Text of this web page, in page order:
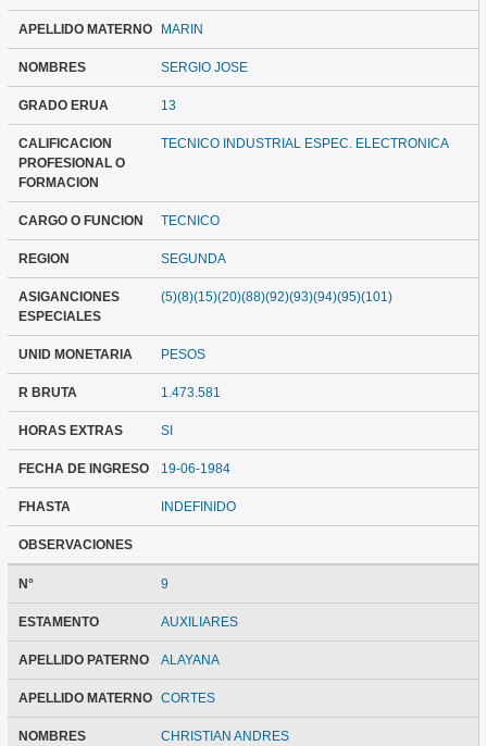
APELLIDO MATERNO MARIN
NOMBRES SERGIO JOSE
GRADO ERUA 13
CALIFICACION
PROFESIONAL O
FORMACION
TECNICO INDUSTRIAL ESPEC. ELECTRONICA
CARGO O FUNCION TECNICO
REGION SEGUNDA
ASIGANCIONES
ESPECIALES
(5)(8)(15)(20)(88)(92)(93)(94)(95)(101)
UNID MONETARIA PESOS
R BRUTA 1.473.581
HORAS EXTRAS SI
FECHA DE INGRESO 19-06-1984
FHASTA INDEFINIDO
OBSERVACIONES
N° 9
ESTAMENTO AUXILIARES
APELLIDO PATERNO ALAYANA
APELLIDO MATERNO CORTES
NOMBRES CHRISTIAN ANDRES